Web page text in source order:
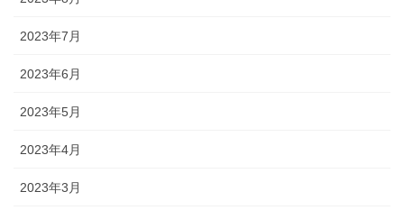
2023年7月
2023年6月
2023年5月
2023年4月
2023年3月